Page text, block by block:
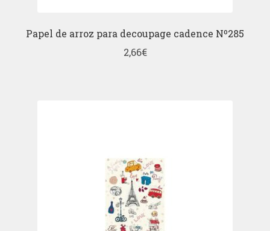
Papel de arroz para decoupage cadence Nº285
2,66€